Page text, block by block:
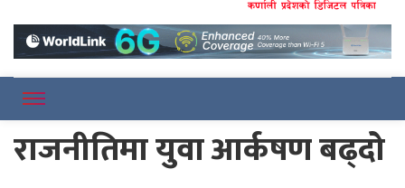
Merokarnali
राजनीतिमा युवा आर्कषण बढ्दो